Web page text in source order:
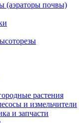
(аэраторы почвы)
растения
и измельчители
и запчасти